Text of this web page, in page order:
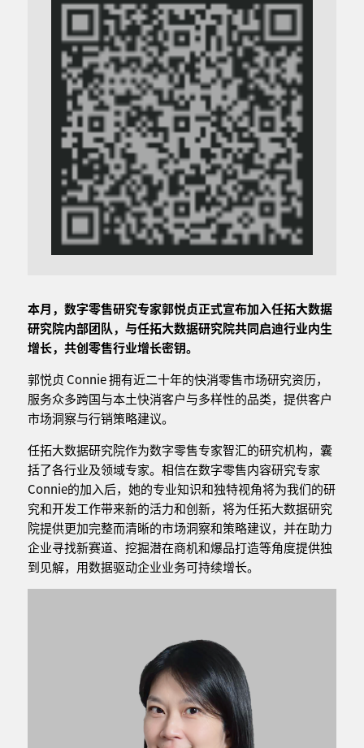
本月，数字零售研究专家郭悦贞正式宣布加入任拓大数据
研究院内部团队，与任拓大数据研究院共同启迪行业内生
增长，共创零售行业增长密钥。
郭悦贞 Connie 拥有近二十年的快消零售市场研究资历，
服务众多跨国与本土快消客户与多样性的品类，提供客户
市场洞察与行销策略建议。
任拓大数据研究院作为数字零售专家智汇的研究机构，囊
括了各行业及领域专家。相信在数字零售内容研究专家
Connie的加入后，她的专业知识和独特视角将为我们的研
究和开发工作带来新的活力和创新，将为任拓大数据研究
院提供更加完整而清晰的市场洞察和策略建议，并在助力
企业寻找新赛道、挖掘潜在商机和爆品打造等角度提供独
到见解，用数据驱动企业业务可持续增长。